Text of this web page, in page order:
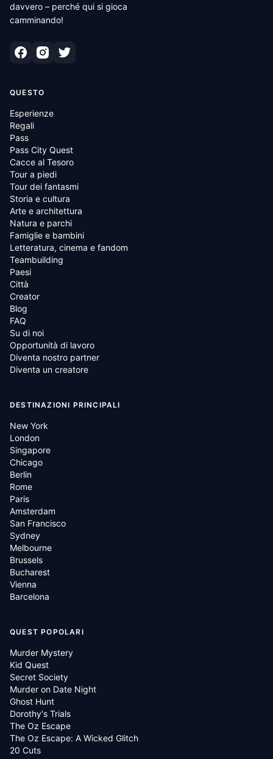
davvero – perché qui si gioca
camminando!
QUESTO
Esperienze
Regali
Pass
Pass City Quest
Cacce al Tesoro
Tour a piedi
Tour dei fantasmi
Storia e cultura
Arte e architettura
Natura e parchi
Famiglie e bambini
Letteratura, cinema e fandom
Teambuilding
Paesi
Città
Creator
Blog
FAQ
Su di noi
Opportunità di lavoro
Diventa nostro partner
Diventa un creatore
DESTINAZIONI PRINCIPALI
New York
London
Singapore
Chicago
Berlin
Rome
Paris
Amsterdam
San Francisco
Sydney
Melbourne
Brussels
Bucharest
Vienna
Barcelona
QUEST POPOLARI
Murder Mystery
Kid Quest
Secret Society
Murder on Date Night
Ghost Hunt
Dorothy's Trials
The Oz Escape
The Oz Escape: A Wicked Glitch
20 Cuts